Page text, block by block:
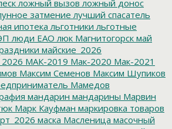
ложный вызов ложный донос
затмение лучший спасатель
ипотека льготники льготные
люди ЕАО люк Магнитогорск май
майские_2026
МАК-2019 Мак-2020 Мак-2021
Максим Семенов Максим Шупиков
Мамедов
мандарин мандарины Марвин
Марк Кауфман маркировка товаров
маска Масленица масочный